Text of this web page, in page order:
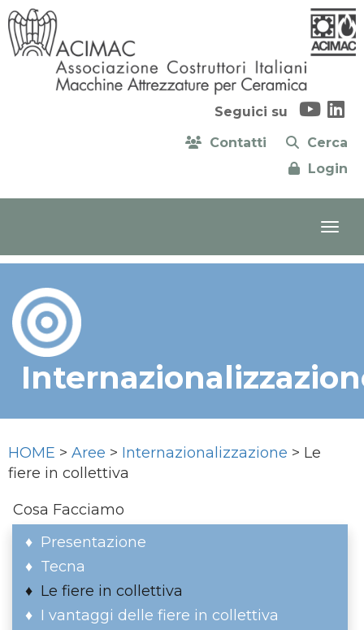
Seguici su
Contatti
Cerca
Login
HOME > Aree > Internazionalizzazione > Le
fiere in collettiva
Cosa Facciamo
Presentazione
Tecna
Le fiere in collettiva
I vantaggi delle fiere in collettiva